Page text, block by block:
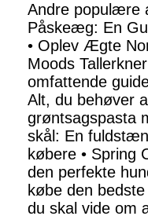
Andre populære
Påskeæg: En
• Oplev Ægte
Moods Tallerkner
omfattende
Alt, du behøver
grøntsagspasta
skål: En
købere • Spring
den perfekte
købe den
du skal vide